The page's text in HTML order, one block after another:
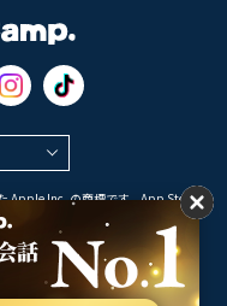
Apple Inc. の商標です。App Store は
です。
商標です。
ン英会話